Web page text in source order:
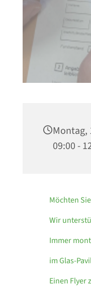
Montag,
09:00 -
Möchten
Wir
Immer
im Glas-
Einen Flyer